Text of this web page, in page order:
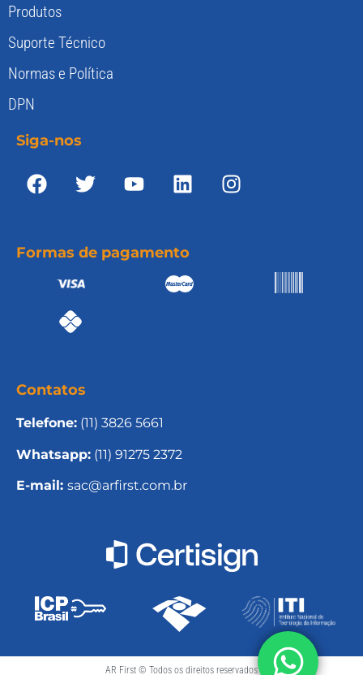
Produtos
Suporte Técnico
Normas e Política
DPN
Siga-nos
Formas de pagamento
Contatos
Telefone: (11) 3826 5661
Whatsapp: (11) 91275 2372
E-mail: sac@arfirst.com.br
AR First © Todos os direitos reservados